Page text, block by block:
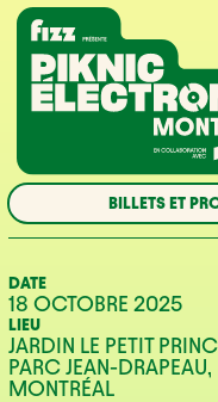
Aller à la navigation
Aller au contenu
Accueil
BILLETS ET
DATE
18 OCTOBRE 2025
LIEU
JARDIN LE PETIT
PARC JEAN-DRAPEAU,
MONTRÉAL